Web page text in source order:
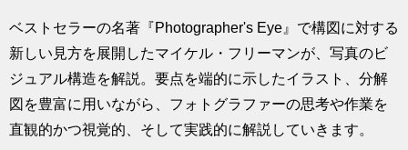
ベストセラーの名著『Photographer's Eye』で構図に対する
新しい見方を展開したマイケル・フリーマンが、写真のビ
ジュアル構造を解説。要点を端的に示したイラスト、分解
図を豊富に用いながら、フォトグラファーの思考や作業を
直観的かつ視覚的、そして実践的に解説していきます。